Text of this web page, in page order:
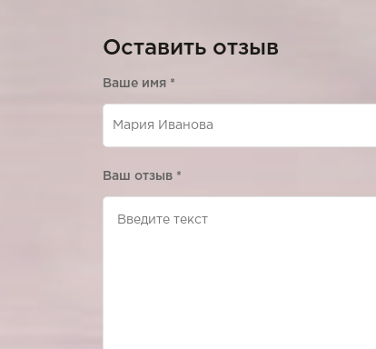
Оставить отзыв
Ваше имя *
Ваш отзыв *